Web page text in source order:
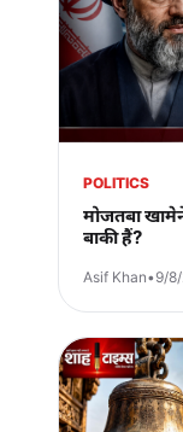
POLITICS
मोजतबा
बाकी हैं?
Asif Khan•9/